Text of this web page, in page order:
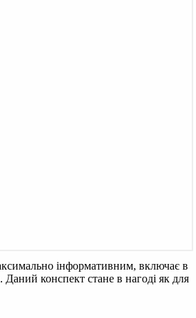
інформативним, включає в
Даний конспект стане в нагоді як для